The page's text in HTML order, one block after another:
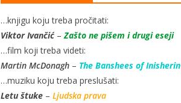
…knjigu koju treba pročitati:
Viktor Ivančić– Zašto ne pišem i drugi eseji
…film koji treba videti:
Martin McDonagh – The Banshees of Inisherin
…muziku koju treba preslušati:
Letu štuke – Ljudska prava